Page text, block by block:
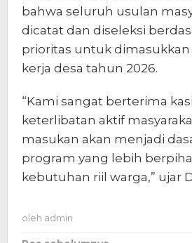
bahwa seluruh usulan
dicatat dan diseleksi
prioritas untuk
kerja desa tahun 2026.
“Kami sangat berterima
keterlibatan aktif
masukan akan menjadi
program yang lebih
kebutuhan riil warga,” ujar
oleh admin